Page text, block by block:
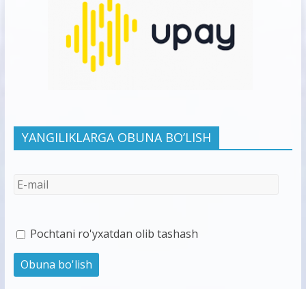
YANGILIKLARGA OBUNA BO’LISH
Pochtani ro'yxatdan olib tashash